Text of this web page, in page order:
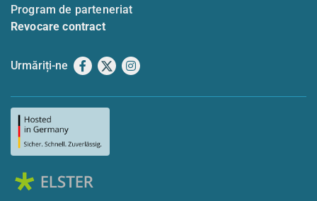
Program de parteneriat
Revocare contract
Urmăriți-ne Facebook
X Instagram